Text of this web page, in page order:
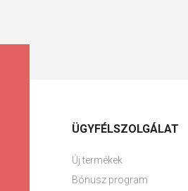
ÜGYFÉLSZOLGÁLAT
Új termékek
Bónusz program